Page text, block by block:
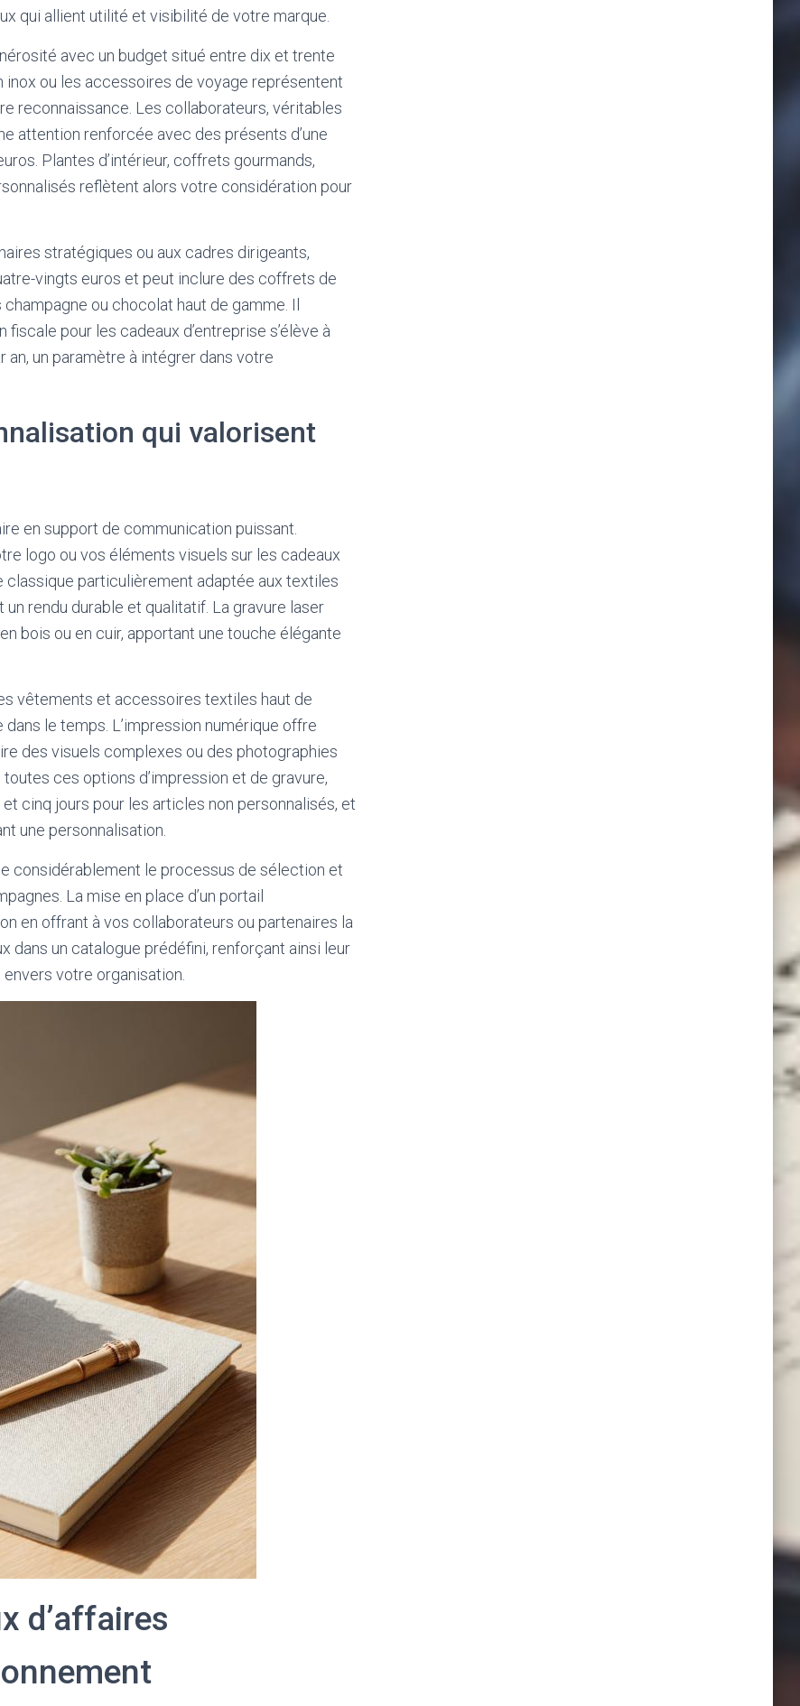
qui allient utilité et visibilité de votre marque.
avec un budget situé entre dix et trente
inox ou les accessoires de voyage représentent
reconnaissance. Les collaborateurs, véritables
attention renforcée avec des présents d’une
Plantes d’intérieur, coffrets gourmands,
reflètent alors votre considération pour
stratégiques ou aux cadres dirigeants,
vingts euros et peut inclure des coffrets de
ou chocolat haut de gamme. Il
pour les cadeaux d’entreprise s’élève à
un paramètre à intégrer dans votre
qui valorisent
en support de communication puissant.
logo ou vos éléments visuels sur les cadeaux
classique particulièrement adaptée aux textiles
rendu durable et qualitatif. La gravure laser
bois ou en cuir, apportant une touche élégante
vêtements et accessoires textiles haut de
le temps. L’impression numérique offre
des visuels complexes ou des photographies
ces options d’impression et de gravure,
cinq jours pour les articles non personnalisés, et
une personnalisation.
considérablement le processus de sélection et
La mise en place d’un portail
en offrant à vos collaborateurs ou partenaires la
dans un catalogue prédéfini, renforçant ainsi leur
votre organisation.
d’affaires